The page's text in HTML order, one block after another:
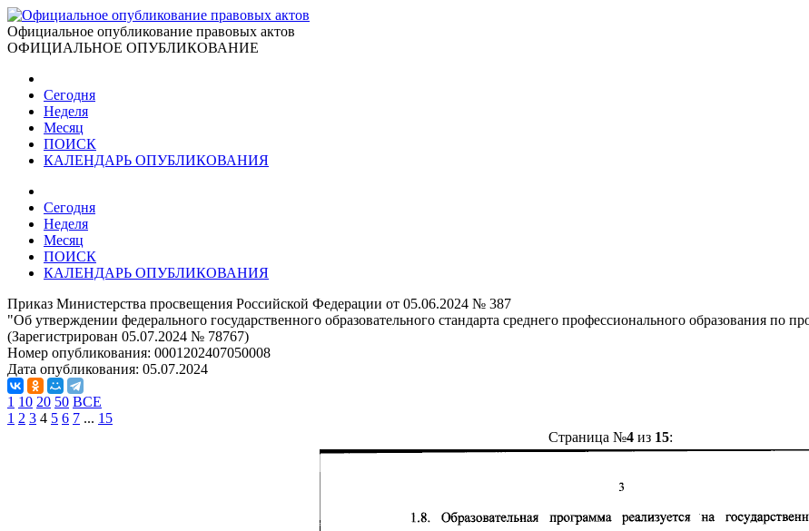
Официальное опубликование правовых актов
ОФИЦИАЛЬНОЕ ОПУБЛИКОВАНИЕ
Сегодня
Неделя
Месяц
ПОИСК
КАЛЕНДАРЬ ОПУБЛИКОВАНИЯ
Сегодня
Неделя
Месяц
ПОИСК
КАЛЕНДАРЬ ОПУБЛИКОВАНИЯ
Приказ Министерства просвещения Российской Федерации от 05.06.2024 № 387
"Об утверждении федерального государственного образовательного стандарта среднего профессионального образования по
(Зарегистрирован 05.07.2024 № 78767)
Номер опубликования: 0001202407050008
Дата опубликования: 05.07.2024
1 10 20 50 ВСЕ
1 2 3 4 5 6 7 ... 15
Страница №4из 15: